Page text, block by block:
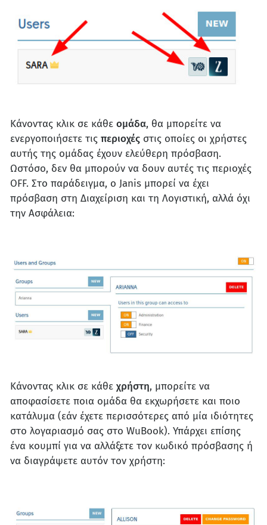
Κάνοντας κλικ σε κάθε ομάδα, θα μπορείτε να
ενεργοποιήσετε τις περιοχές στις οποίες οι χρήστες
αυτής της ομάδας έχουν ελεύθερη πρόσβαση.
Ωστόσο, δεν θα μπορούν να δουν αυτές τις περιοχές
OFF. Στο παράδειγμα, ο Janis μπορεί να έχει
πρόσβαση στη Διαχείριση και τη Λογιστική, αλλά όχι
την Ασφάλεια:
Κάνοντας κλικ σε κάθε χρήστη, μπορείτε να
αποφασίσετε ποια ομάδα θα εκχωρήσετε και ποιο
κατάλυμα (εάν έχετε περισσότερες από μία ιδιότητες
στο λογαριασμό σας στο WuBook). Υπάρχει επίσης
ένα κουμπί για να αλλάξετε τον κωδικό πρόσβασης ή
να διαγράψετε αυτόν τον χρήστη: